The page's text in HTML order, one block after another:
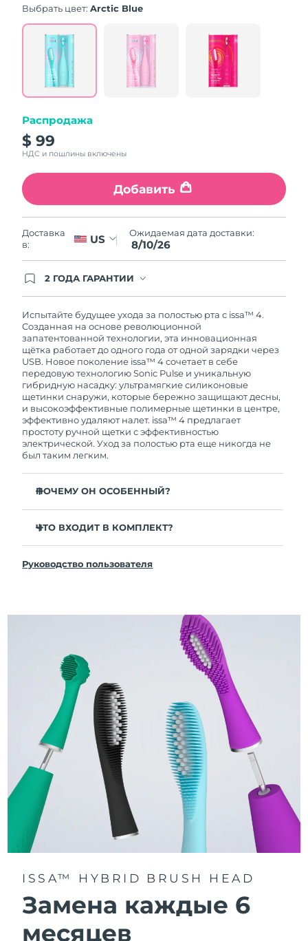
rating
Read
Reviews.
Same
page
Выбрать цвет:Arctic Blue
Распродажа
$ 99
НДС и пошлины включены
Добавить
Доставка
в:
US Ожидаемая дата доставки:
8/10/26
2 ГОДА ГАРАНТИИ
Это означает, что если в течение 2-х лет со дня
покупки с продуктом возникнут проблемы,
FOREO заменит его бесплатно.
Испытайте будущее ухода за полостью рта с issa™ 4.
Созданная на основе революционной
запатентованной технологии, эта инновационная
щётка работает до одного года от одной зарядки через
USB. Новое поколение issa™ 4 сочетает в себе
передовую технологию Sonic Pulse и уникальную
гибридную насадку: ультрамягкие силиконовые
щетинки снаружи, которые бережно защищают десны,
и высокоэффективные полимерные щетинки в центре,
эффективно удаляют налет. issa™ 4 предлагает
простоту ручной щетки с эффективностью
электрической. Уход за полостью рта еще никогда не
был таким легким.
ПОЧЕМУ ОН ОСОБЕННЫЙ?
рта улучшается на 140% всего за 1 месяц.
Клинически доказано, что issa™ 4 удаляет на 30%
Гибридная насадка служит в 2 раза дольше -
требуется замена всего 1 раз в 6 месяцев.
3 режима чистки: Deep Clean, Whitening и Sensitive.
Технология Sonic Pulse обеспечивает 11 000
пульсаций в минуту для глубокого и бережного
очищения всей полости рта.
Получите доступ к индивидуальным режимам
чистки через приложение FOREO For You.
ЧТО ВХОДИТ В КОМПЛЕКТ?
Кабель для зарядки USB
Инструкция пользователя issa™
Руководство пользователя
ISSA™ HYBRID BRUSH HEAD
Замена каждые 6
месяцев